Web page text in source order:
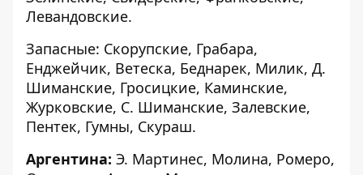
Левандовские.
Запасные: Скорупские, Грабара,
Енджейчик, Ветеска, Беднарек, Милик, Д.
Шиманские, Гросицкие, Каминские,
Журковские, С. Шиманские, Залевские,
Пентек, Гумны, Скураш.
Аргентина: Э. Мартинес, Молина, Ромеро,